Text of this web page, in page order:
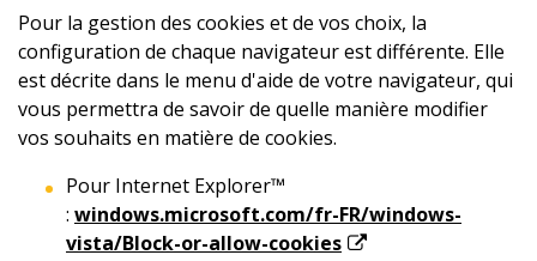
Pour la gestion des cookies et de vos choix, la
configuration de chaque navigateur est différente. Elle
est décrite dans le menu d'aide de votre navigateur, qui
vous permettra de savoir de quelle manière modifier
vos souhaits en matière de cookies.
Pour Internet Explorer™
: windows.microsoft.com/fr-FR/windows-
vista/Block-or-allow-cookies